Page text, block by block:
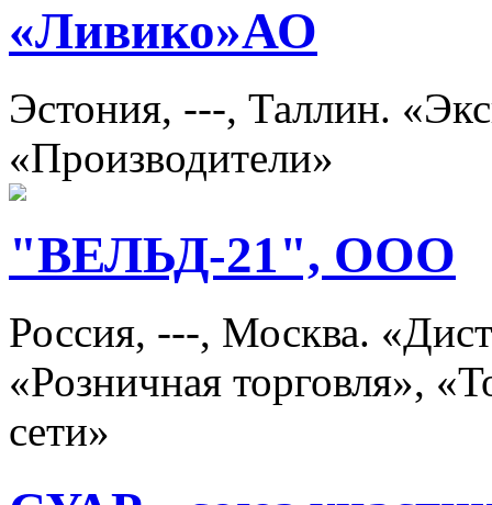
«Ливико»АО
Эстония, ---, Таллин.
«Производители»
"ВЕЛЬД-21", ООО
Россия, ---, Москва.
«Розничная торговля»,
сети»